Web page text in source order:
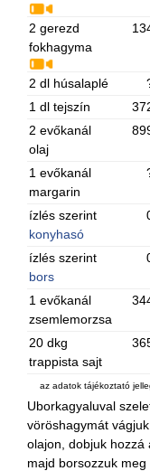
2 gerezd
fokhagyma
2 dl húsalaplé
1 dl tejszín
2 evőkanál
olaj
1 evőkanál
margarin
ízlés szerint
konyhasó
ízlés szerint
bors
1 evőkanál
zsemlemorzsa
20 dkg
trappista sajt
az adatok tájékoztató
Uborkagyaluval
vöröshagymát
olajon, dobjuk hozzá
majd borsozzuk